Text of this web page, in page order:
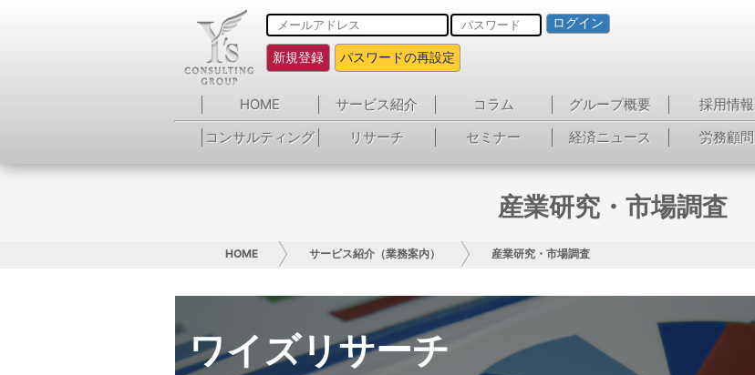
ログイン
新規登録 パスワードの再設定
HOME サービス紹介 コラム グループ概要 採用情報
コンサルティング
リサーチ セミナー 経済ニュース 労務顧問
産業研究・市場調査
HOME サービス紹介（業務案内） 産業研究・市場調査
ワイズリサーチ